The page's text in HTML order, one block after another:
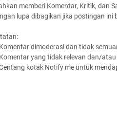
memberi Komentar, Kritik, dan
lupa dibagikan jika postingan ini
dimoderasi dan tidak
yang tidak relevan dan/
kotak Notify me untuk